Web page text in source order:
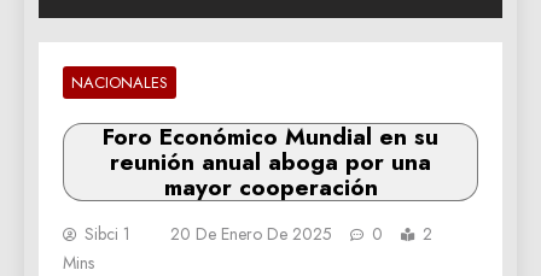
NACIONALES
Foro Económico Mundial en su
reunión anual aboga por una
mayor cooperación
Sibci 1 20 De Enero De 2025 0
2
Mins